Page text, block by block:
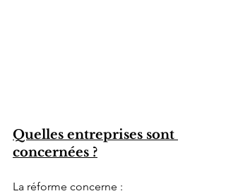
Quelles entreprises sont
concernées ?
La réforme concerne :